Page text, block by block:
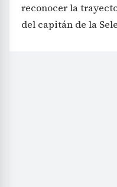
reconocer la
del capitán de la